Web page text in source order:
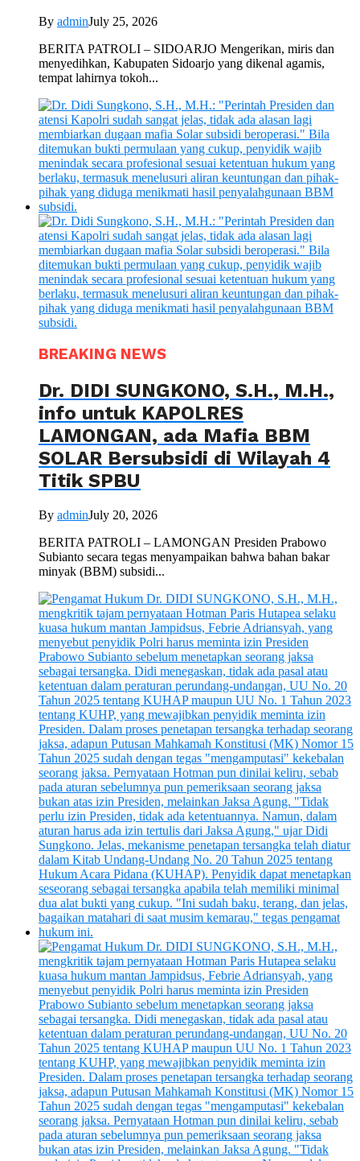
By adminJuly 25, 2026
BERITA PATROLI – SIDOARJO Mengerikan, miris dan
menyedihkan, Kabupaten Sidoarjo yang dikenal agamis,
tempat lahirnya tokoh...
BREAKING NEWS
Dr. DIDI SUNGKONO, S.H., M.H.,
info untuk KAPOLRES
LAMONGAN, ada Mafia BBM
SOLAR Bersubsidi di Wilayah 4
Titik SPBU
By adminJuly 20, 2026
BERITA PATROLI – LAMONGAN Presiden Prabowo
Subianto secara tegas menyampaikan bahwa bahan bakar
minyak (BBM) subsidi...